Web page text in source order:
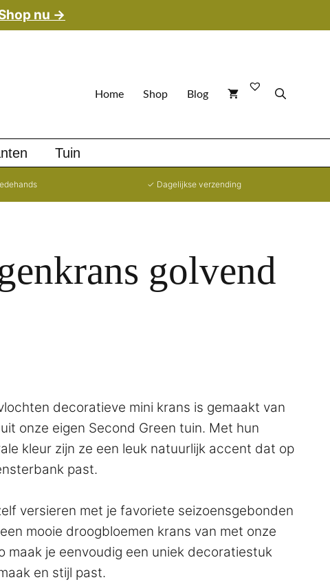
nu →
Home Shop Blog
Tuin
✓ Dagelijkse verzending
golvend
decoratieve mini krans is gemaakt van
onze eigen Second Green tuin. Met hun
kleur zijn ze een leuk natuurlijk accent dat op
past.
versieren met je favoriete seizoensgebonden
mooie droogbloemen krans van met onze
maak je eenvoudig een uniek decoratiestuk
en stijl past.